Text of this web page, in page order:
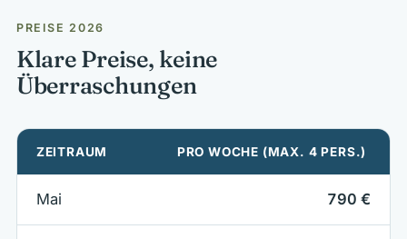
PREISE 2026
Klare Preise, keine
Überraschungen
ZEITRAUM PRO WOCHE (MAX. 4 PERS.)
Mai 790 €